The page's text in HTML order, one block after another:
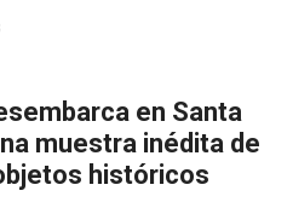
en Santa
muestra inédita de
históricos